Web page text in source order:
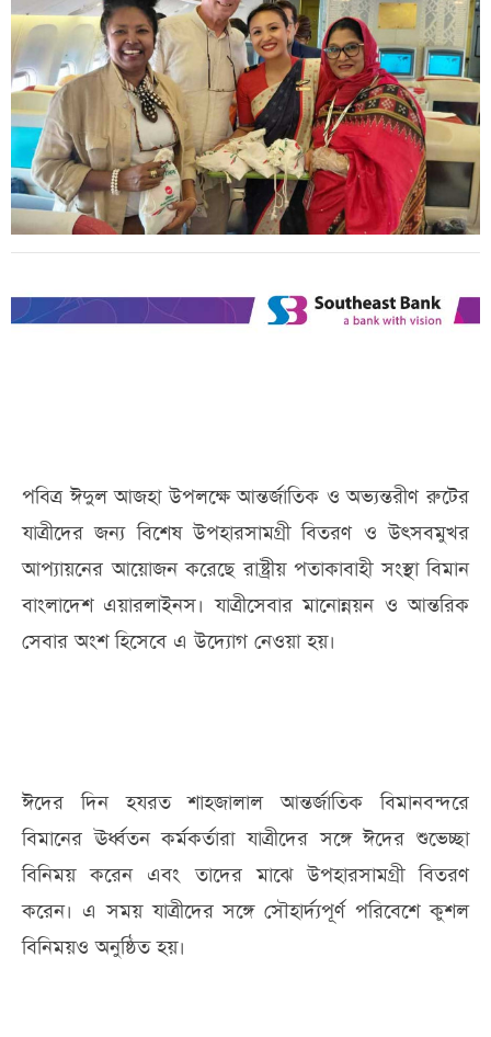
পবিত্র ঈদুল আজহা উপলক্ষে আন্তর্জাতিক ও অভ্যন্তরীণ রুটের
যাত্রীদের জন্য বিশেষ উপহারসামগ্রী বিতরণ ও উৎসবমুখর
আপ্যায়নের আয়োজন করেছে রাষ্ট্রীয় পতাকাবাহী সংস্থা বিমান
বাংলাদেশ এয়ারলাইনস। যাত্রীসেবার মানোন্নয়ন ও আন্তরিক
সেবার অংশ হিসেবে এ উদ্যোগ নেওয়া হয়।
ঈদের দিন হযরত শাহজালাল আন্তর্জাতিক বিমানবন্দরে
বিমানের ঊর্ধ্বতন কর্মকর্তারা যাত্রীদের সঙ্গে ঈদের শুভেচ্ছা
বিনিময় করেন এবং তাদের মাঝে উপহারসামগ্রী বিতরণ
করেন। এ সময় যাত্রীদের সঙ্গে সৌহার্দ্যপূর্ণ পরিবেশে কুশল
বিনিময়ও অনুষ্ঠিত হয়।